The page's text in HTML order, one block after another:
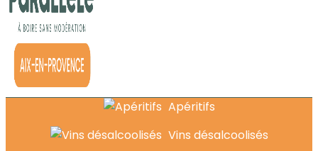
Apéritifs
Vins désalcoolisés